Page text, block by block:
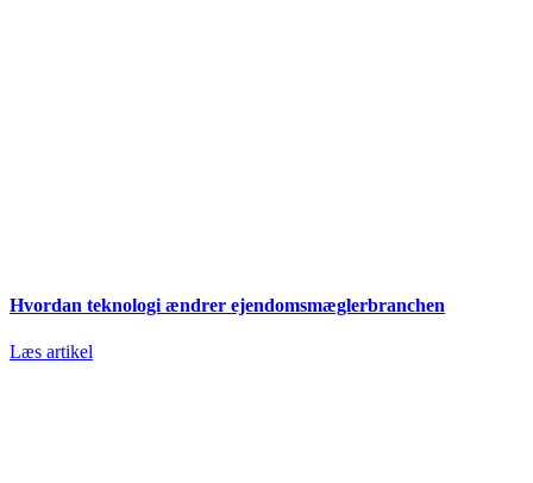
Hvordan teknologi ændrer ejendomsmæglerbranchen
Læs artikel